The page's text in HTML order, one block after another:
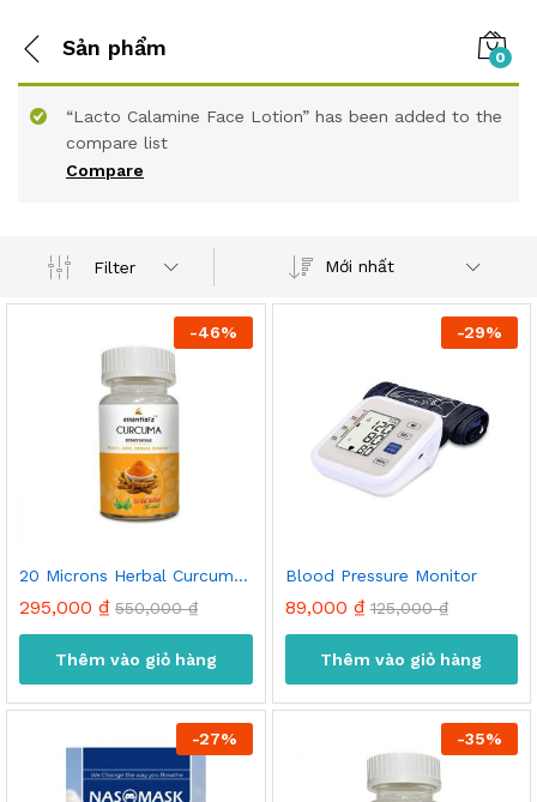
Sản phẩm 0
Compare
“Lacto Calamine Face Lotion” has been added to the
compare list
Filter Mới nhất
-46%
20 Microns Herbal Curcuma
Extract Capsule 30’s
295,000 ₫ 550,000₫
Thêm vào giỏ hàng
-29%
Blood Pressure Monitor
89,000 ₫ 125,000₫
Thêm vào giỏ hàng
-27% -35%